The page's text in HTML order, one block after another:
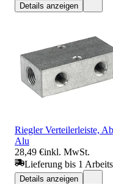
Details anzeigen
Riegler Verteilerleiste,
Alu
28,49 €inkl. MwSt.
Lieferung bis 1
Details anzeigen